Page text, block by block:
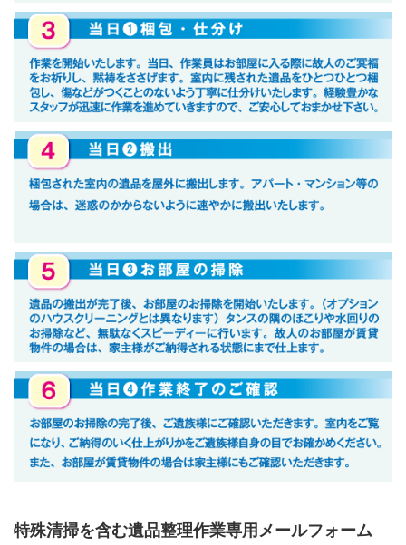
特殊清掃を含む遺品整理作業専用メールフォーム